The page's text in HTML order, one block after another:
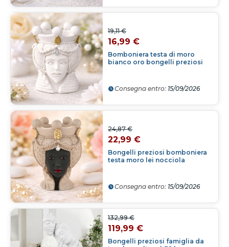
Bomboniera testa di moro
bianco oro bongelli preziosi
19,11 €
16,99 €
Consegna entro: 15/09/2026
Bongelli preziosi bomboniera
testa moro lei nocciola
24,87 €
22,99 €
Consegna entro: 15/09/2026
Bongelli preziosi famiglia da
132,99 €
119,99 €